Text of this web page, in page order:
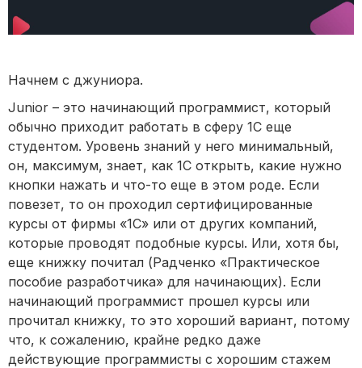
Начнем с джуниора.
Junior – это начинающий программист, который
обычно приходит работать в сферу 1С еще
студентом. Уровень знаний у него минимальный,
он, максимум, знает, как 1С открыть, какие нужно
кнопки нажать и что-то еще в этом роде. Если
повезет, то он проходил сертифицированные
курсы от фирмы «1С» или от других компаний,
которые проводят подобные курсы. Или, хотя бы,
еще книжку почитал (Радченко «Практическое
пособие разработчика» для начинающих). Если
начинающий программист прошел курсы или
прочитал книжку, то это хороший вариант, потому
что, к сожалению, крайне редко даже
действующие программисты с хорошим стажем